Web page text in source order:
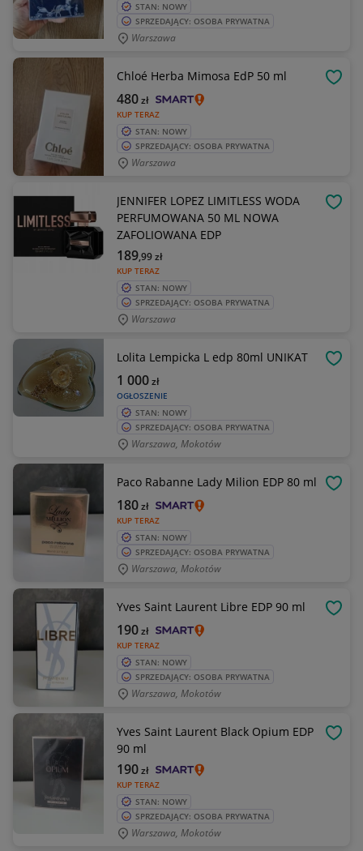
STAN: NOWY
SPRZEDAJĄCY: OSOBA PRYWATNA
Warszawa
Chloé Herba Mimosa EdP 50 ml
KUP TERAZ
480zł
STAN: NOWY
SPRZEDAJĄCY: OSOBA PRYWATNA
Warszawa
JENNIFER LOPEZ LIMITLESS WODA
PERFUMOWANA 50 ML NOWA
ZAFOLIOWANA EDP
KUP TERAZ
189,99zł
STAN: NOWY
SPRZEDAJĄCY: OSOBA PRYWATNA
Warszawa
Lolita Lempicka L edp 80ml UNIKAT
OGŁOSZENIE
1 000zł
STAN: NOWY
SPRZEDAJĄCY: OSOBA PRYWATNA
Warszawa, Mokotów
Paco Rabanne Lady Milion EDP 80 ml
KUP TERAZ
180zł
STAN: NOWY
SPRZEDAJĄCY: OSOBA PRYWATNA
Warszawa, Mokotów
Yves Saint Laurent Libre EDP 90 ml
KUP TERAZ
190zł
STAN: NOWY
SPRZEDAJĄCY: OSOBA PRYWATNA
Warszawa, Mokotów
Yves Saint Laurent Black Opium EDP
90 ml
KUP TERAZ
190zł
STAN: NOWY
SPRZEDAJĄCY: OSOBA PRYWATNA
Warszawa, Mokotów